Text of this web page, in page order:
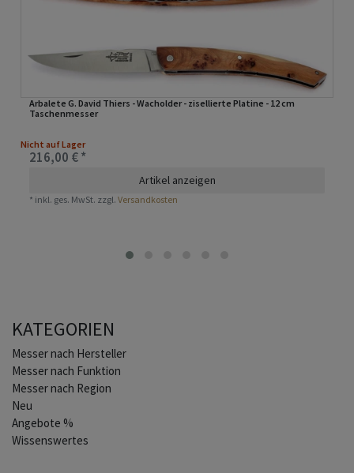
Arbalete G. David Thiers - Wacholder - zisellierte Platine - 12 cm
Taschenmesser
Nicht auf Lager
216,00 € *
Artikel anzeigen
* inkl. ges. MwSt. zzgl.Versandkosten
KATEGORIEN
Home
Messer nach Hersteller
Messer nach Funktion
Messer nach Region
Neu
Angebote %
Wissenswertes